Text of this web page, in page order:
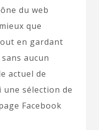
du web
que
en gardant
aucun
actuel de
une sélection de
Facebook